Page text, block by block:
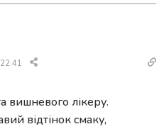
вишневого лікеру.
відтінок смаку,